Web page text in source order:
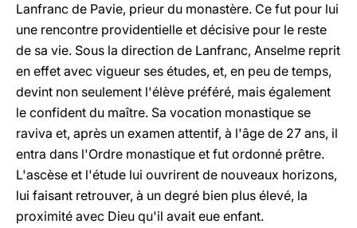
Lanfranc de Pavie, prieur du monastère. Ce fut pour lui
une rencontre providentielle et décisive pour le reste
de sa vie. Sous la direction de Lanfranc, Anselme reprit
en effet avec vigueur ses études, et, en peu de temps,
devint non seulement l'élève préféré, mais également
le confident du maître. Sa vocation monastique se
raviva et, après un examen attentif, à l'âge de 27 ans, il
entra dans l'Ordre monastique et fut ordonné prêtre.
L'ascèse et l'étude lui ouvrirent de nouveaux horizons,
lui faisant retrouver, à un degré bien plus élevé, la
proximité avec Dieu qu'il avait eue enfant.